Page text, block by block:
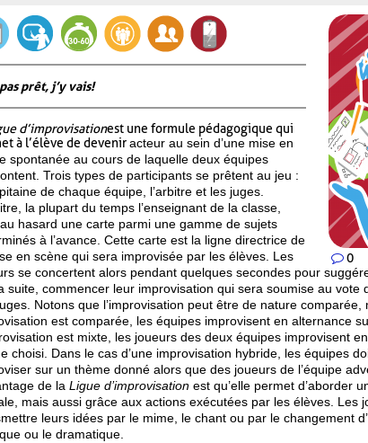
0
prêt, j’y vais!
d’improvisationest une formule pédagogique qui
à l’élève de deveniracteur au sein d’une mise en
spontanée au cours de laquelle deux équipes
Trois types de participants se prêtent au jeu :
de chaque équipe, l’arbitre et les juges.
la plupart du temps l’enseignant de la classe,
hasard une carte parmi une gamme de sujets
à l’avance. Cette carte est la ligne directrice de
en scène qui sera improvisée par les élèves. Les
se concertent alors pendant quelques secondes pour
suite, commencer leur improvisation qui sera soumise au vote
Notons que l’improvisation peut être de nature comparée,
est comparée, les équipes improvisent en alternance
est mixte, les joueurs des deux équipes improvisent
choisi. Dans le cas d’une improvisation hybride, les équipes
sur un thème donné alors que des joueurs de l’équipe
de la Ligue d’improvisation est qu’elle permet d’aborder
mais aussi grâce aux actions exécutées par les élèves. Les
leurs idées par le mime, le chant ou par le changement
ou le dramatique.